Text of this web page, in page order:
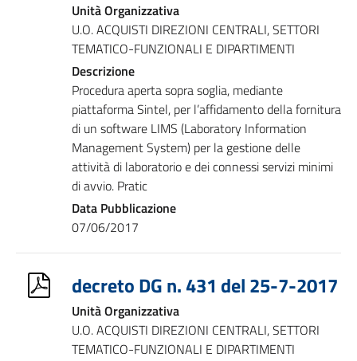
Unità Organizzativa
U.O. ACQUISTI DIREZIONI CENTRALI, SETTORI
TEMATICO-FUNZIONALI E DIPARTIMENTI
Descrizione
Procedura aperta sopra soglia, mediante
piattaforma Sintel, per l’affidamento della fornitura
di un software LIMS (Laboratory Information
Management System) per la gestione delle
attività di laboratorio e dei connessi servizi minimi
di avvio. Pratic
Data Pubblicazione
07/06/2017
decreto DG n. 431 del 25-7-2017
Unità Organizzativa
U.O. ACQUISTI DIREZIONI CENTRALI, SETTORI
TEMATICO-FUNZIONALI E DIPARTIMENTI